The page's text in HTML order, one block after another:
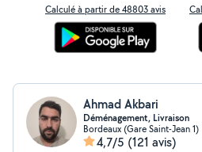
Calculé à partir de 48803 avis
Ahmad Akbari
Déménagement, Livraison
Bordeaux (Gare Saint-Jean 1)
4,7/5 (121 avis)